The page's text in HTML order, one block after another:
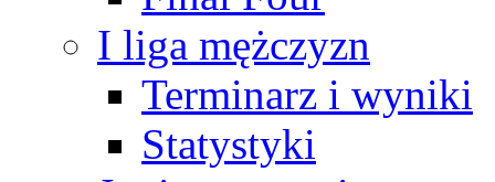
I liga mężczyzn
Terminarz i wyniki
Statystyki